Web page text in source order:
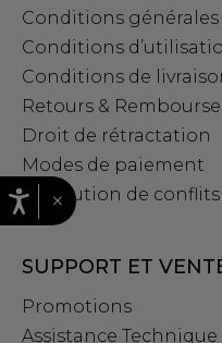
Conditions générales
Conditions
Conditions de
Retours &
Droit de rétractation
Modes de paiement
Résolution de conflits
SUPPORT ET
Promotions
Assistance Technique
×